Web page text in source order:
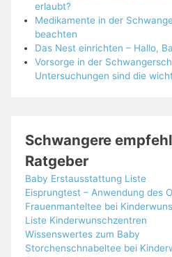
erlaubt?
Medikamente in der
beachten
Das Nest einrichten – Hallo,
Vorsorge in der
Untersuchungen sind die
Schwangere
Ratgeber
Baby Erstausstattung Liste
Eisprungtest – Anwendung des
Frauenmanteltee bei
Liste Kinderwunschzentren
Wissenswertes zum Baby
Storchenschnabeltee bei